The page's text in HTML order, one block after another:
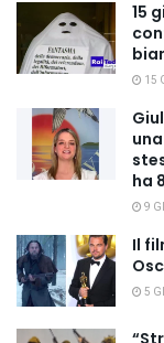
15
15
ha
9
Il
5